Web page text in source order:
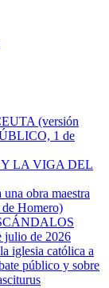
(versión
1 de
Y LA VIGA DEL
obra maestra
Homero)
julio de 2026
iglesia católica a
público y sobre